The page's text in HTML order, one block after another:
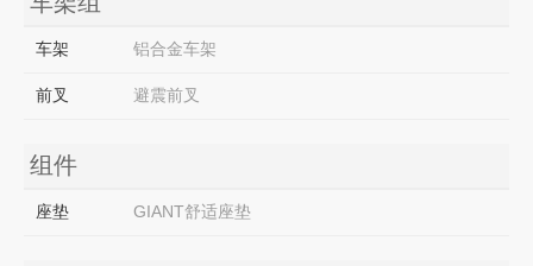
车架 铝合金车架
前叉 避震前叉
组件
座垫 GIANT舒适座垫